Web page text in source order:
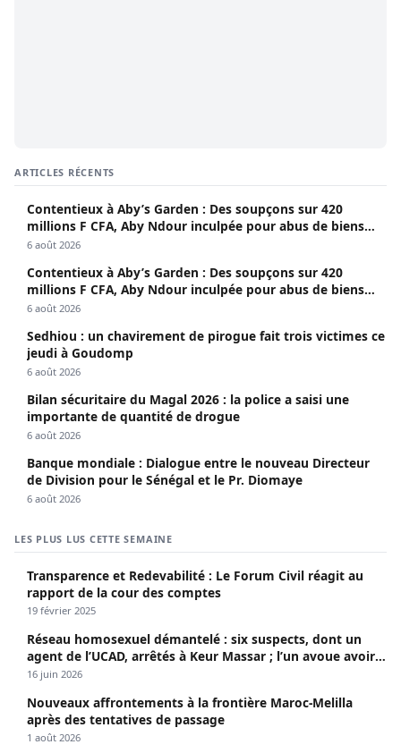
ARTICLES RÉCENTS
Contentieux à Aby’s Garden : Des soupçons sur 420
millions F CFA, Aby Ndour inculpée pour abus de biens
sociaux
6 août 2026
Contentieux à Aby’s Garden : Des soupçons sur 420
millions F CFA, Aby Ndour inculpée pour abus de biens
sociaux
6 août 2026
Sedhiou : un chavirement de pirogue fait trois victimes ce
jeudi à Goudomp
6 août 2026
Bilan sécuritaire du Magal 2026 : la police a saisi une
importante de quantité de drogue
6 août 2026
Banque mondiale : Dialogue entre le nouveau Directeur
de Division pour le Sénégal et le Pr. Diomaye
6 août 2026
LES PLUS LUS CETTE SEMAINE
Transparence et Redevabilité : Le Forum Civil réagit au
rapport de la cour des comptes
19 février 2025
Réseau homosexuel démantelé : six suspects, dont un
agent de l’UCAD, arrêtés à Keur Massar ; l’un avoue avoir
propagé le VIH depuis 2018
16 juin 2026
Nouveaux affrontements à la frontière Maroc-Melilla
après des tentatives de passage
1 août 2026